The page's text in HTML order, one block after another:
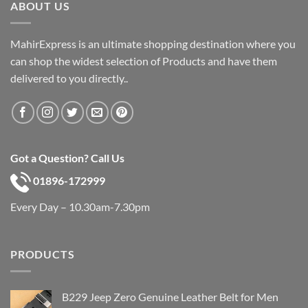
ABOUT US
MahirExpress is an ultimate shopping destination where you
can shop the widest selection of Products and have them
delivered to you directly..
Got a Question? Call Us
01896-172999
Every Day – 10.30am-7.30pm
PRODUCTS
B229 Jeep Zero Genuine Leather Belt for Men